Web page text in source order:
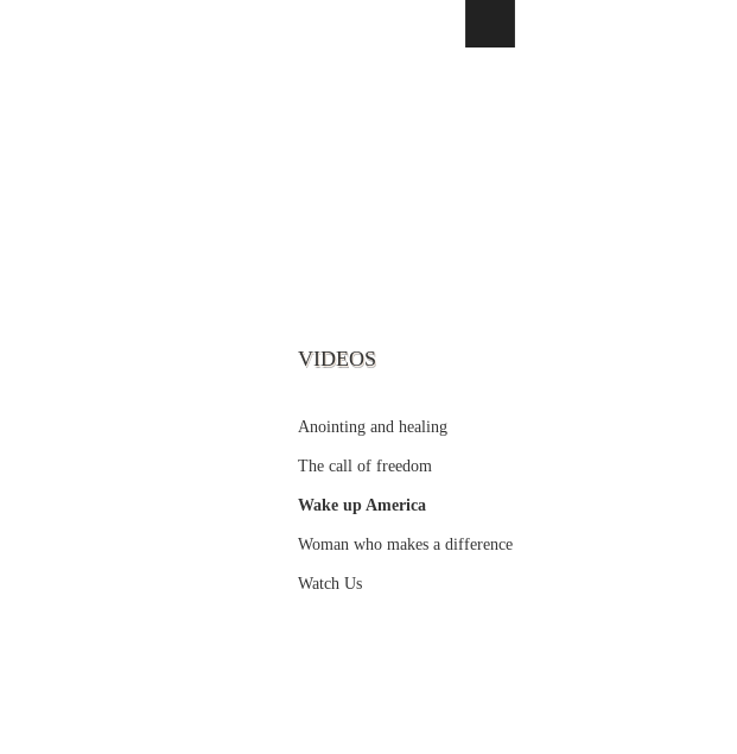
VIDEOS
Anointing and healing
The call of freedom
Wake up America
Woman who makes a difference
Watch Us